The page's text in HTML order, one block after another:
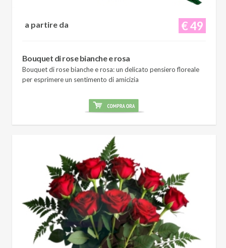
€ 49
a partire da
Bouquet di rose bianche e rosa
Bouquet di rose bianche e rosa: un delicato pensiero floreale
per esprimere un sentimento di amicizia